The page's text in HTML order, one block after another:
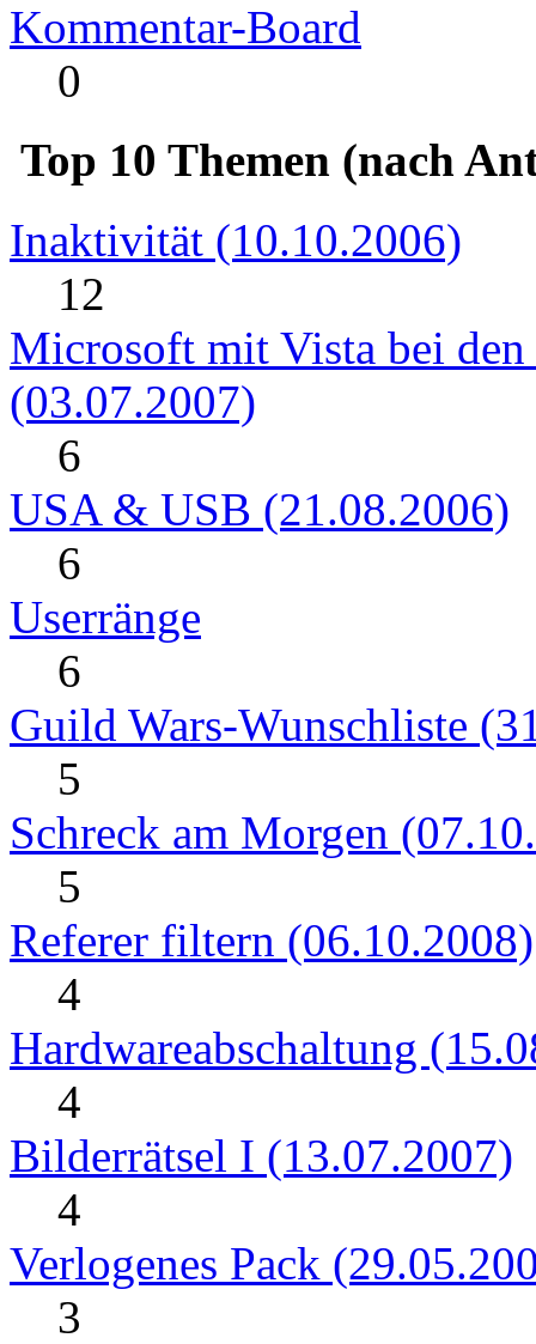
Kommentar-Board
0
Top 10 Themen (nach
Inaktivität (10.10.2006)
12
Microsoft mit Vista bei
(03.07.2007)
6
USA & USB (21.08.2006)
6
Userränge
6
Guild Wars-Wunschliste
5
Schreck am Morgen
5
Referer filtern (06.10.2008)
4
Hardwareabschaltung
4
Bilderrätsel I (13.07.2007)
4
Verlogenes Pack
3